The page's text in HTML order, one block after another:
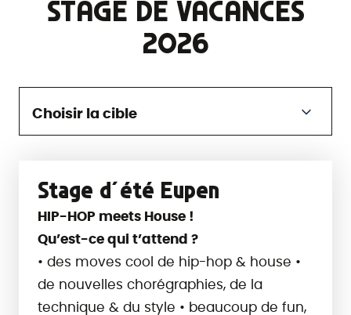
STAGE DE VACANCES
2026
Veuillez choisir :
Stage d´été Eupen
HIP-HOP meets House !
Qu’est-ce qui t’attend ?
• des moves cool de hip-hop & house •
de nouvelles chorégraphies, de la
technique & du style • beaucoup de fun,